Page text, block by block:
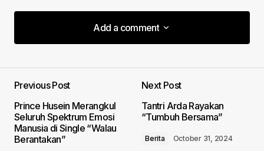
Add a comment
Add a comment
Required fields are marked*
Comment
Previous Post
Prince Husein Merangkul
Seluruh Spektrum Emosi
Manusia di Single “Walau
Berantakan”
Next Post
Tantri Arda Rayakan
“Tumbuh Bersama”
Berita October 31, 2024